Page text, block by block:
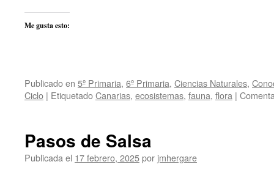
Me gusta esto:
Publicado en 5º Primaria, 6º Primaria, Ciencias Naturales,
Ciclo | EtiquetadoCanarias, ecosistemas, fauna, flora |
Pasos de Salsa
Publicada el 17 febrero, 2025por jmhergare